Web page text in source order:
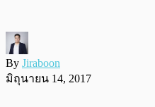
By Jiraboon
มิถุนายน 14, 2017